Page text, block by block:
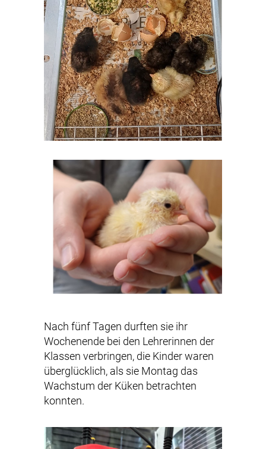
Nach fünf Tagen durften sie ihr
Wochenende bei den Lehrerinnen der
Klassen verbringen, die Kinder waren
überglücklich, als sie Montag das
Wachstum der Küken betrachten
konnten.